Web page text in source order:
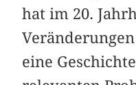
hat im 20.
eine